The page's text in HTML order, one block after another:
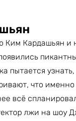
Ким Кардашьян и
пытается
что
всё
лжи на шоу